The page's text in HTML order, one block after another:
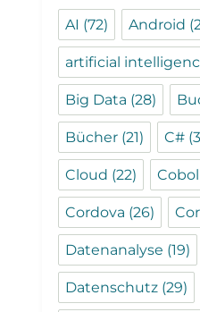
AI (72) Android
artificial
Big Data (28)
Bücher (21) C#
Cloud (22) Cobol
Cordova (26)
Datenanalyse (19)
Datenschutz (29)